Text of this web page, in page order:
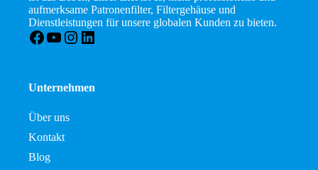
aufmerksame Patronenfilter, Filtergehäuse und
Dienstleistungen für unsere globalen Kunden zu bieten.
Facebook
YouTube
Instagram
LinkedIn
Unternehmen
Über uns
Kontakt
Blog